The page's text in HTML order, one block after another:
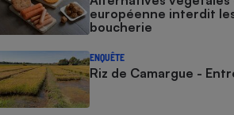
européenne interdit
boucherie
ENQUÊTE
Riz de Camargue -